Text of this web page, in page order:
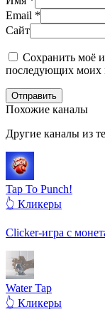
Email *
Сайт
Сохранить моё
последующих моих
Отправить
Похожие каналы
Другие каналы из
Tap To Punch!
👆 Кликеры
Clicker-игра с
Water Tap
👆 Кликеры